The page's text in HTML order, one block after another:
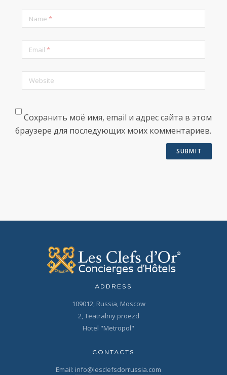
Name *
Email *
Website
Сохранить моё имя, email и адрес сайта в этом
браузере для последующих моих комментариев.
ADDRESS
109012, Russia, Moscow
2, Teatralniy proezd
Hotel "Metropol"
CONTACTS
Email: info@lesclefsdorrussia.com